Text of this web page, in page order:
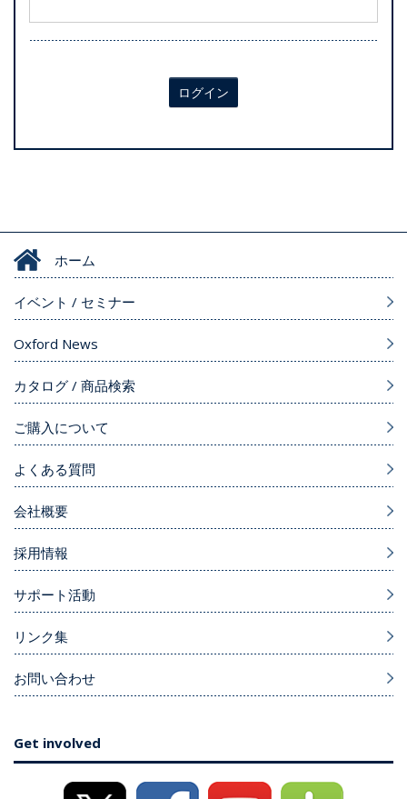
ログイン
ホーム
イベント / セミナー
Oxford News
カタログ / 商品検索
ご購入について
よくある質問
会社概要
採用情報
サポート活動
リンク集
お問い合わせ
Get involved